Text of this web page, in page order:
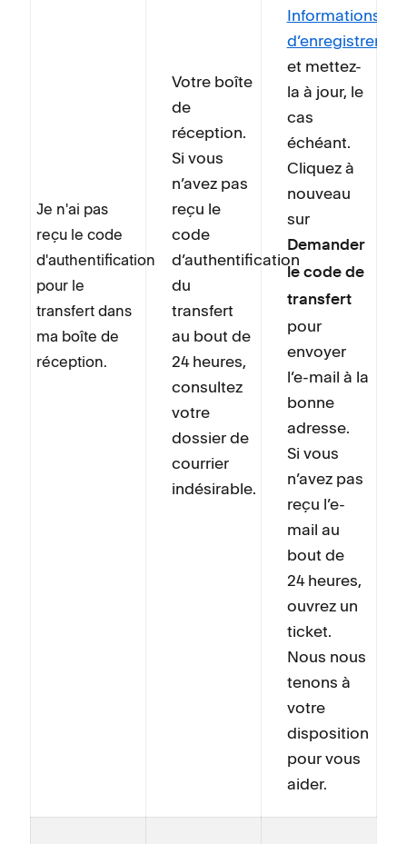
Je n'ai pas
reçu le code
d'authentification
pour le
transfert dans
ma boîte de
réception.
Votre boîte
de
réception.
Si vous
n’avez pas
reçu le
code
d’authentification
du
transfert
au bout de
24 heures,
consultez
votre
dossier de
courrier
indésirable.
Informations
et mettez-
la à jour, le
cas
échéant.
Cliquez à
nouveau
sur
Demander
le code de
transfert
pour
envoyer
l’e-mail à la
bonne
adresse.
Si vous
n’avez pas
reçu l’e-
mail au
bout de
24 heures,
ouvrez un
ticket.
Nous nous
tenons à
votre
disposition
pour vous
aider.